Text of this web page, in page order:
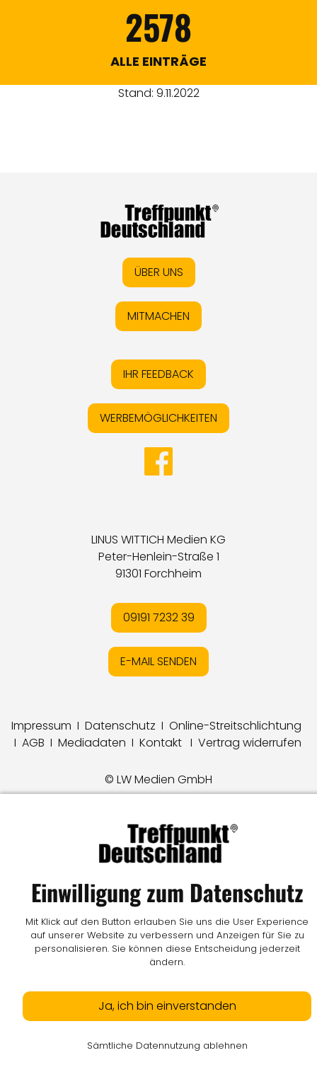
2578
ALLE EINTRÄGE
Stand: 9.11.2022
ÜBER UNS
MITMACHEN
IHR FEEDBACK
WERBEMÖGLICHKEITEN
LINUS WITTICH Medien KG
Peter-Henlein-Straße 1
91301 Forchheim
09191 7232 39
E-MAIL SENDEN
Impressum I Datenschutz I Online-Streitschlichtung
I AGB I Mediadaten I Kontakt I Vertrag widerrufen
© LW Medien GmbH
Einwilligung zum Datenschutz
Mit Klick auf den Button erlauben Sie uns die User Experience
auf unserer Website zu verbessern und Anzeigen für Sie zu
personalisieren. Sie können diese Entscheidung jederzeit
ändern.
Ja, ich bin einverstanden
Sämtliche Datennutzung ablehnen